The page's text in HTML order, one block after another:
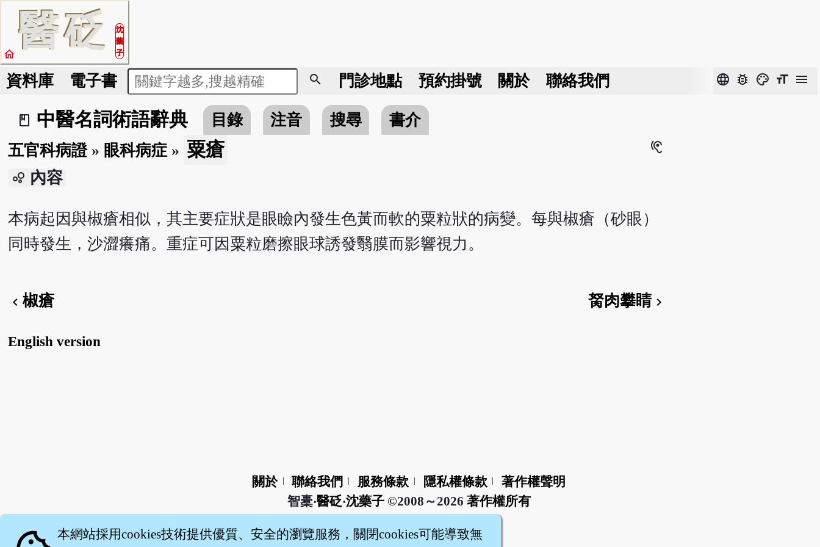
醫砭
沈
藥
子
home
資料庫 電子書 search 門診地點 預約掛號 關於 聯絡我們 language bug_report color_lens format_size menu
book_2
中醫名詞術語辭典 目錄 注音 搜尋
書介
五官科病證» 眼科病症» 粟瘡 hearing
bubble_chart 內容
本病起因與椒瘡相似，其主要症狀是眼瞼內發生色黃而軟的粟粒狀的病變。每與椒瘡（砂眼）
同時發生，沙澀癢痛。重症可因粟粒磨擦眼球誘發翳膜而影響視力。
chevron_left 椒瘡 胬肉攀睛chevron_right
English version
關於 聯絡我們 服務條款 隱私權條款
著作權聲明
智橐‧醫砭‧沈藥子©2008～2026 著作權所有
本網站採用cookies技術提供優質、安全的瀏覽服務，關閉cookies可能導致無